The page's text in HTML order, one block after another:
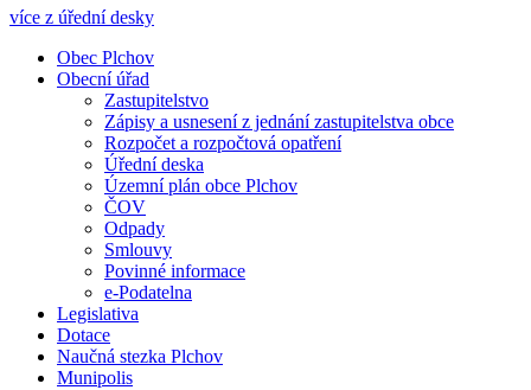
více z úřední desky
Obec Plchov
Obecní úřad
Zastupitelstvo
Zápisy a usnesení z jednání zastupitelstva obce
Rozpočet a rozpočtová opatření
Úřední deska
Územní plán obce Plchov
ČOV
Odpady
Smlouvy
Povinné informace
e-Podatelna
Legislativa
Dotace
Naučná stezka Plchov
Munipolis